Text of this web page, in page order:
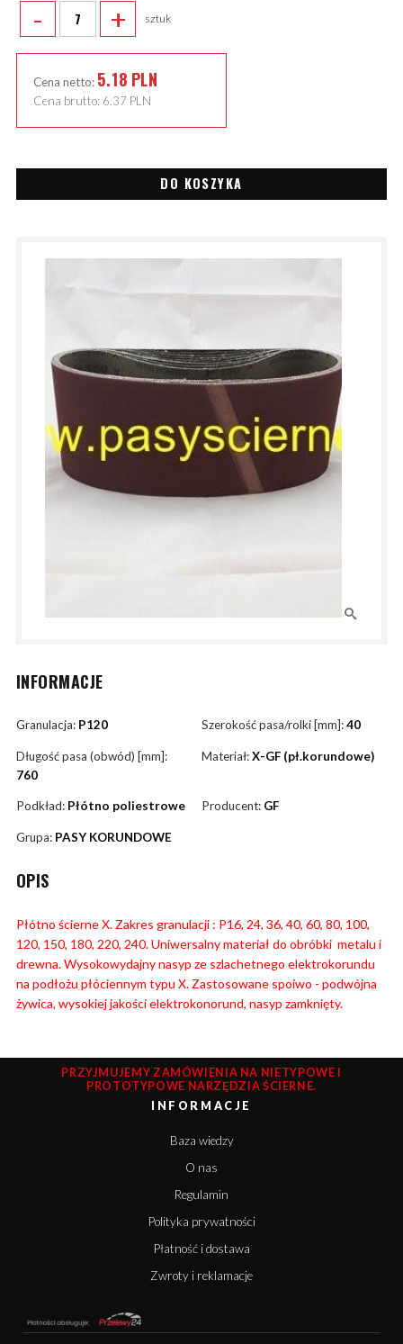
- + sztuk
Cena netto: 5.18 PLN
Cena brutto: 6.37 PLN
DO KOSZYKA
INFORMACJE
Granulacja: P120 Szerokość pasa/rolki [mm]:40
Długość pasa (obwód) [mm]:
760
Materiał:X-GF (pł.korundowe)
Podkład: Płótno poliestrowe Producent: GF
Grupa: PASY KORUNDOWE
OPIS
Płótno ścierne X. Zakres granulacji : P16, 24, 36, 40, 60, 80, 100,
120, 150, 180, 220, 240. Uniwersalny materiał do obróbki metalu i
drewna. Wysokowydajny nasyp ze szlachetnego elektrokorundu
na podłożu płóciennym typu X. Zastosowane spoiwo - podwójna
żywica, wysokiej jakości elektrokonorund, nasyp zamknięty.
PRZYJMUJEMY ZAMÓWIENIA NA NIETYPOWE I
PROTOTYPOWE NARZĘDZIA ŚCIERNE.
INFORMACJE
Baza wiedzy
O nas
Regulamin
Polityka prywatności
Płatność i dostawa
Zwroty i reklamacje